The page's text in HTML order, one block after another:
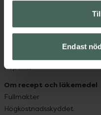
Endast
Leverans, betalning och
Sajtens tillgänglighet
Köpvillkor
Om recept och läkemedel
Fullmakter
Högkostnadsskyddet